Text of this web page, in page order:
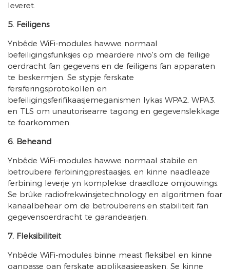
leveret.
5. Feiligens
Ynbêde WiFi-modules hawwe normaal
befeiligingsfunksjes op meardere nivo's om de feilige
oerdracht fan gegevens en de feiligens fan apparaten
te beskermjen. Se stypje ferskate
fersiferingsprotokollen en
befeiligingsferifikaasjemeganismen lykas WPA2, WPA3,
en TLS om unautorisearre tagong en gegevenslekkage
te foarkommen.
6. Beheand
Ynbêde WiFi-modules hawwe normaal stabile en
betroubere ferbiningprestaasjes, en kinne naadleaze
ferbining leverje yn komplekse draadloze omjouwings.
Se brûke radiofrekwinsjetechnology en algoritmen foar
kanaalbehear om de betrouberens en stabiliteit fan
gegevensoerdracht te garandearjen.
7. Fleksibiliteit
Ynbêde WiFi-modules binne meast fleksibel en kinne
oanpasse oan ferskate applikaasjeeasken. Se kinne